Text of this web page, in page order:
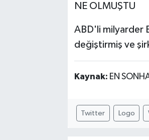
NE OLMUŞTU
ABD'li milyarder
değiştirmiş ve
Kaynak: EN
Twitter Logo